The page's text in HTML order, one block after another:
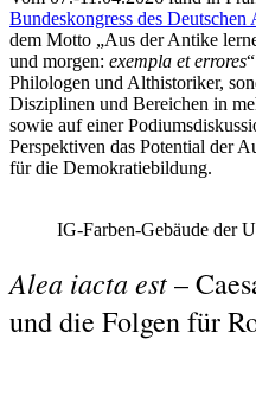
Bundeskongress des
dem Motto „Aus der Antike
und morgen: exempla et errores
Philologen und Althistoriker,
Disziplinen und Bereichen in
sowie auf einer
Perspektiven das Potential der
für die Demokratiebildung.
IG-Farben-Gebäude der
Alea iacta est–
und die Folgen für